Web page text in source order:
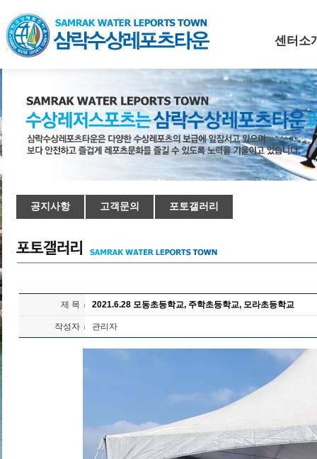
센터소
공지사항 고객문의 포토갤러리
제 목 2021.6.28 모동초등학교, 주학초등학교, 모라초등학교
작성자 관리자